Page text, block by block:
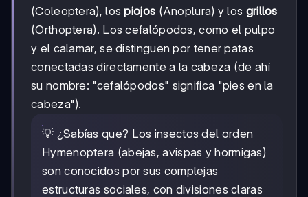
(Coleoptera), lospiojos (Anoplura) y los grillos
(Orthoptera). Los cefalópodos, como el pulpo
y el calamar, se distinguen por tener patas
conectadas directamente a la cabeza (de ahí
su nombre: "cefalópodos" significa "pies en la
cabeza").
💡 ¿Sabías que? Los insectos del orden
Hymenoptera (abejas, avispas y hormigas)
son conocidos por sus complejas
estructuras sociales, con divisiones claras